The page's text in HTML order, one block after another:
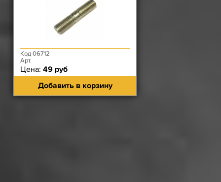
Код 06712
Арт.
Цена: 49 руб
Добавить в корзину